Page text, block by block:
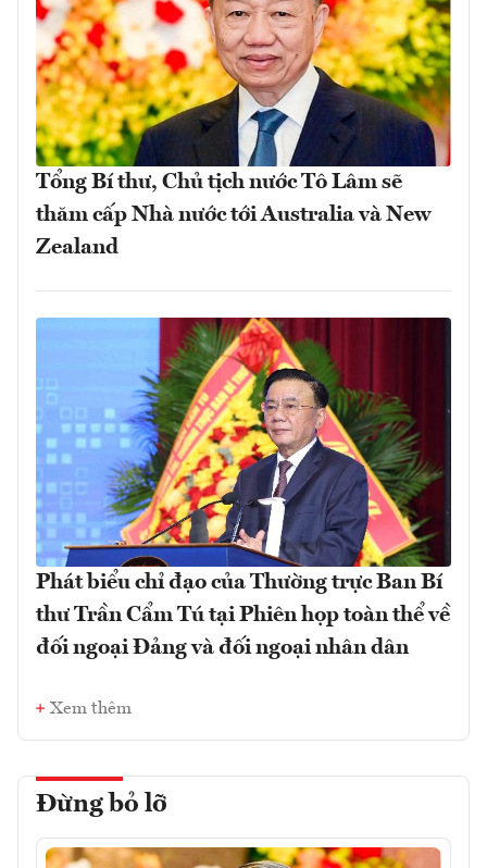
Tổng Bí thư, Chủ tịch nước Tô Lâm sẽ
thăm cấp Nhà nước tới Australia và New
Zealand
Phát biểu chỉ đạo của Thường trực Ban Bí
thư Trần Cẩm Tú tại Phiên họp toàn thể về
đối ngoại Đảng và đối ngoại nhân dân
Xem thêm
Đừng bỏ lỡ